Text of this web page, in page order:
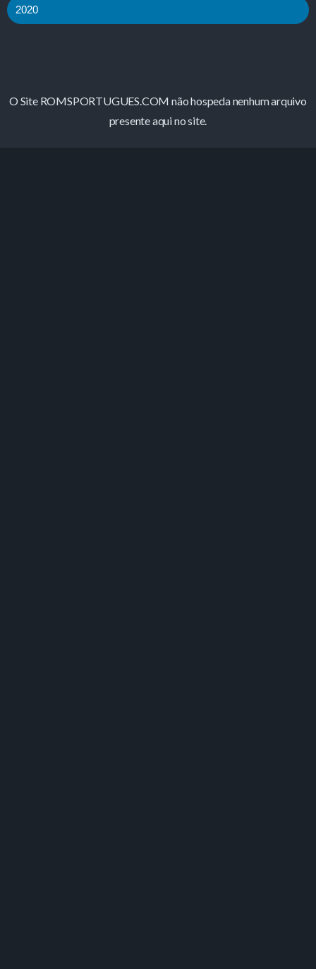
2020
O Site ROMSPORTUGUES.COM não hospeda nenhum arquivo
presente aqui no site.